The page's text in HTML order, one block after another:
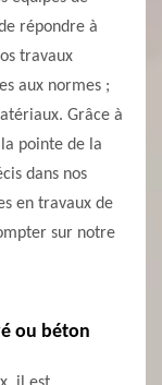
répondre à
travaux
aux normes ;
Grâce à
pointe de la
dans nos
en travaux de
sur notre
ou béton